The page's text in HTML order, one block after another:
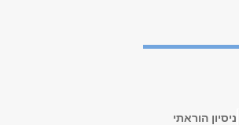
ניסיון הוראתי